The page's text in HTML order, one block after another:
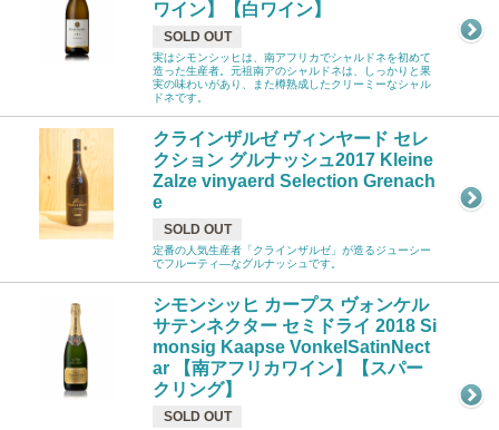
ワイン】【白ワイン】
SOLD OUT
実はシモンシッヒは、南アフリカでシャルドネを初めて
造った生産者。元祖南アのシャルドネは、しっかりと果
実の味わいがあり、また樽熟成したクリーミーなシャル
ドネです。
クラインザルゼ ヴィンヤード セレ
クション グルナッシュ2017 Kleine
Zalze vinyaerd Selection Grenach
e
SOLD OUT
定番の人気生産者「クラインザルゼ」が造るジューシー
でフルーティ―なグルナッシュです。
シモンシッヒ カープス ヴォンケル
サテンネクター セミドライ 2018 Si
monsig Kaapse VonkelSatinNect
ar 【南アフリカワイン】【スパー
クリング】
SOLD OUT